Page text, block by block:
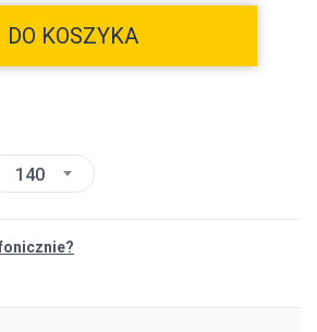
DO KOSZYKA
140